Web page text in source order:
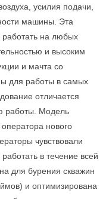
усилия подачи,
машины. Эта
на любых
и высоким
и мачта со
для работы в самых
отличается
работы. Модель
нового
чувствовали
в течение всей
для бурения скважин
и оптимизирована